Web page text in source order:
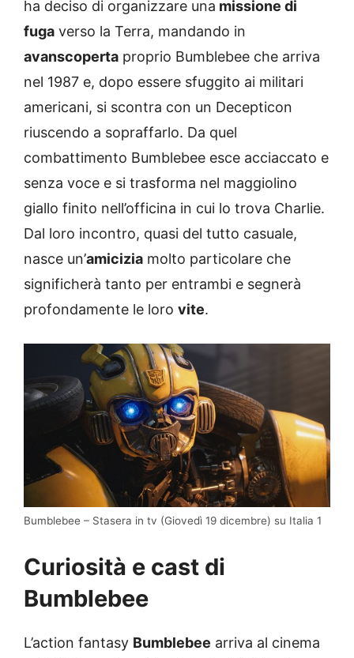
ha deciso di organizzare una missione di
fuga verso la Terra, mandando in
avanscoperta proprio Bumblebee che arriva
nel 1987 e, dopo essere sfuggito ai militari
americani, si scontra con un Decepticon
riuscendo a sopraffarlo. Da quel
combattimento Bumblebee esce acciaccato e
senza voce e si trasforma nel maggiolino
giallo finito nell’officina in cui lo trova Charlie.
Dal loro incontro, quasi del tutto casuale,
nasce un’amicizia molto particolare che
significherà tanto per entrambi e segnerà
profondamente le loro vite.
Bumblebee – Stasera in tv (Giovedì 19 dicembre) su Italia 1
Curiosità e cast di
Bumblebee
L’action fantasy Bumblebee arriva al cinema